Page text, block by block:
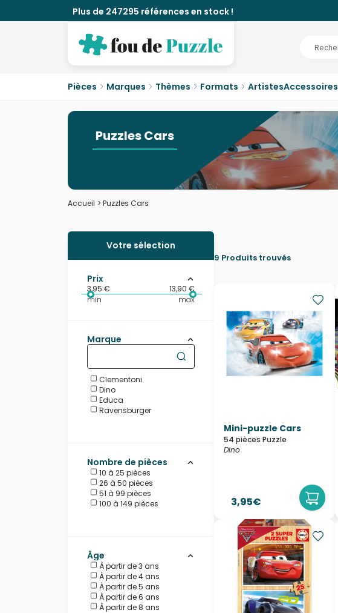
Plus de 247295 références en stock !
Pièces Marques Thèmes Formats ArtistesAccessoires
Puzzles Cars
Accueil > Puzzles Cars
9 Produits trouvés
Mini-puzzle Cars
54 pièces Puzzle
Dino
3,95€
Votre sélection
Prix
3,95 €
13,90 €
min
max
Marque
Clementoni
Dino
Educa
Ravensburger
Nombre de pièces
10 à 25 pièces
26 à 50 pièces
51 à 99 pièces
100 à 149 pièces
Âge
À partir de 3 ans
À partir de 4 ans
À partir de 5 ans
À partir de 6 ans
À partir de 8 ans